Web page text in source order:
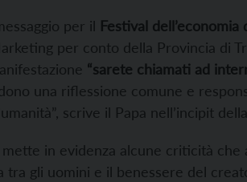
per il Festival dell’economia
per conto della Provincia di
“sarete chiamati ad
una riflessione comune e
scrive il Papa nell’incipit
in evidenza alcune criticità che
tra gli uomini e il benessere del